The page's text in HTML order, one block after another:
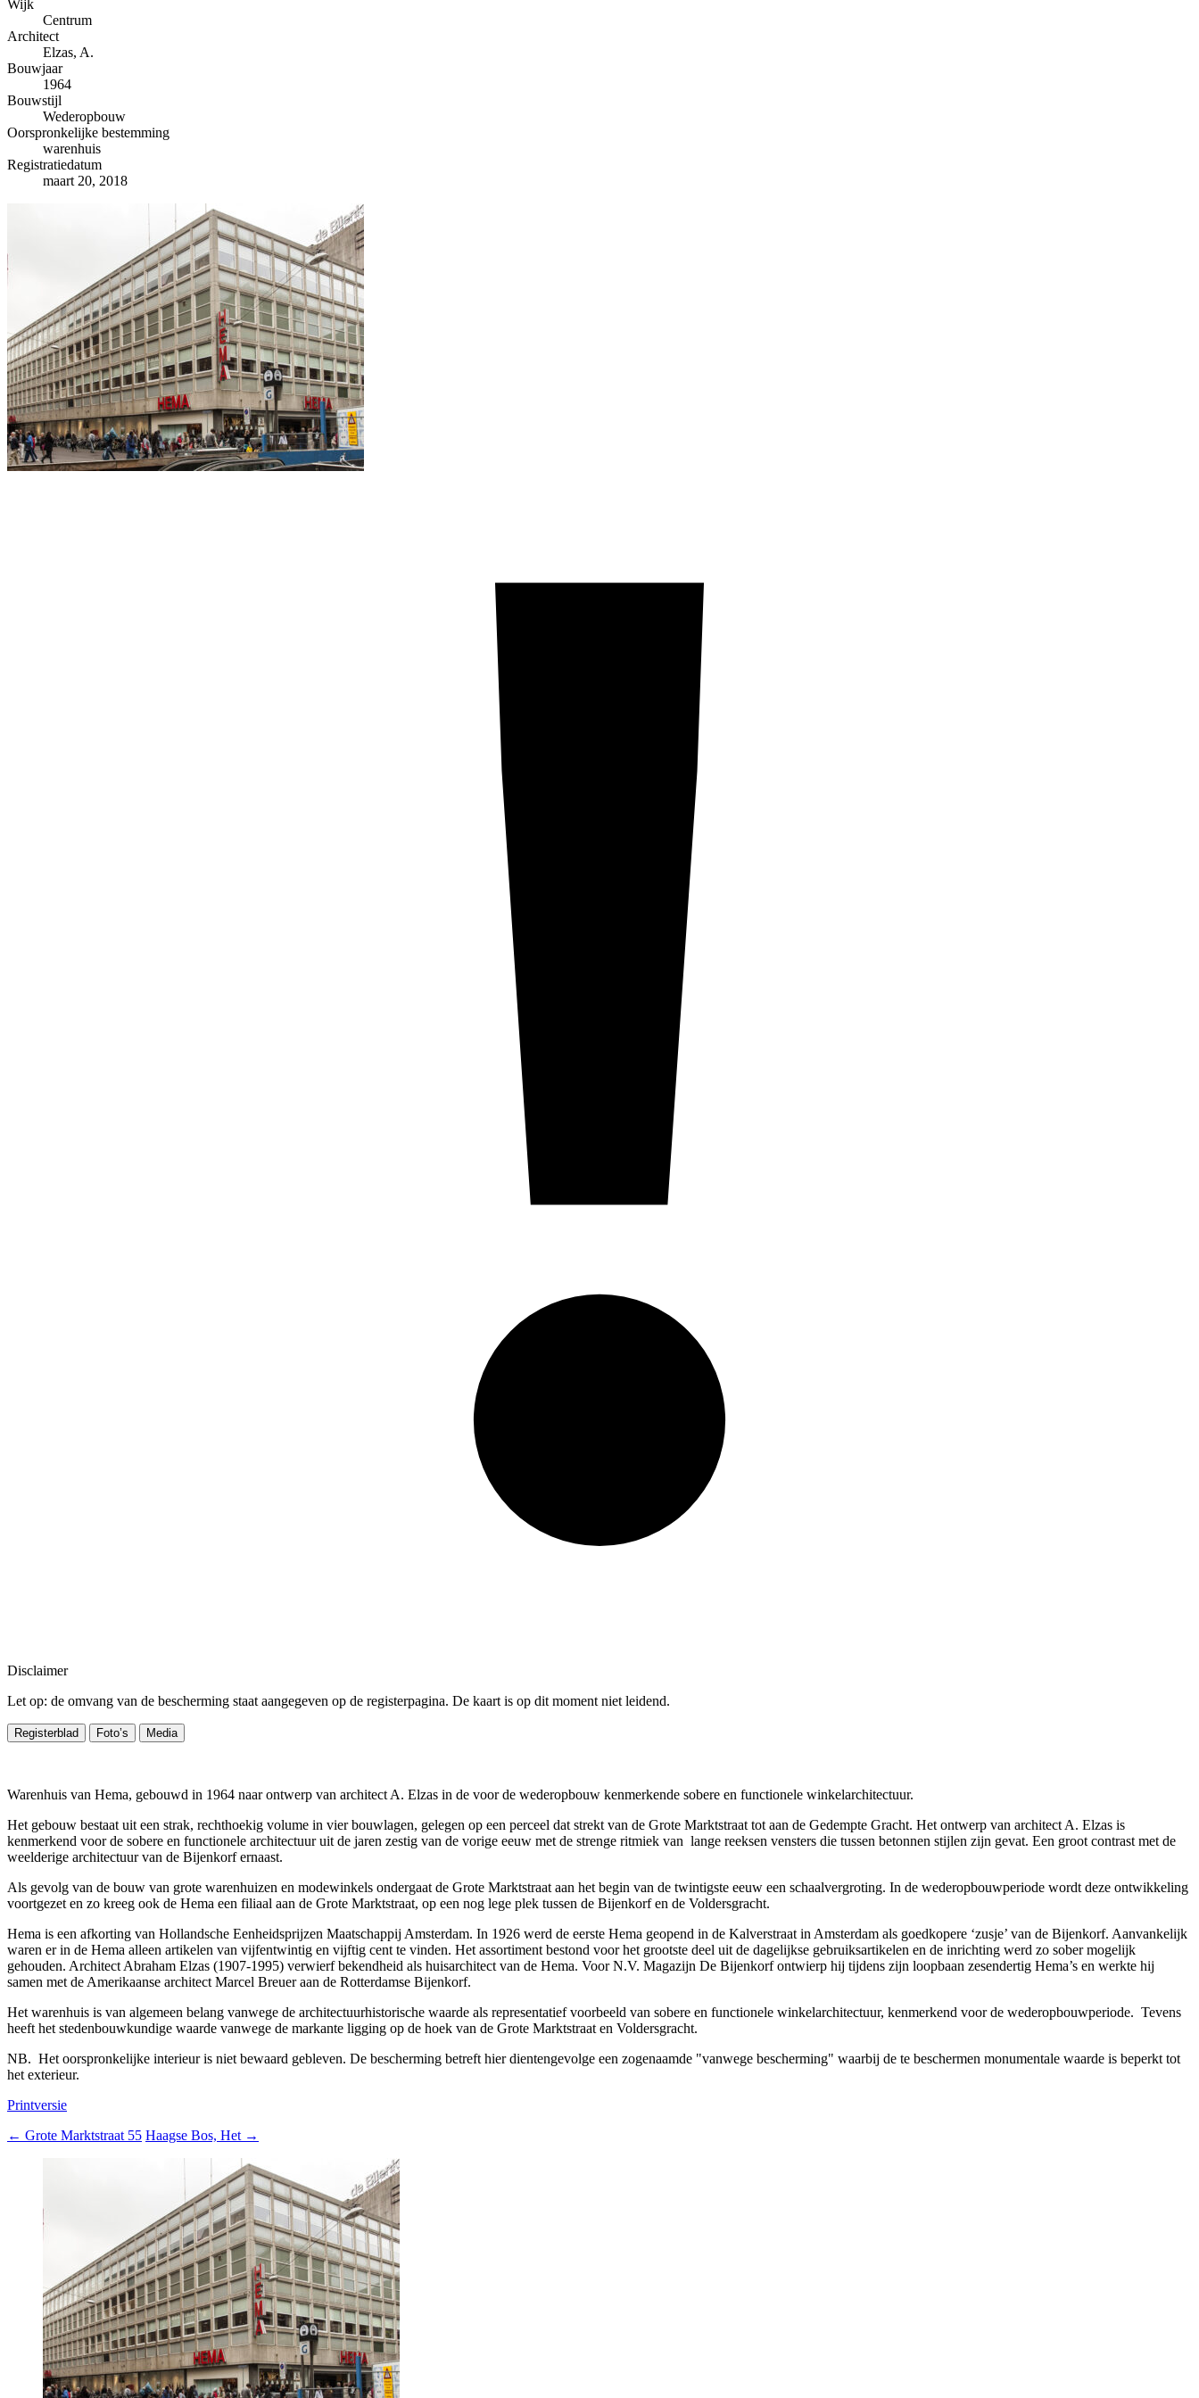
Wijk
Centrum
Architect
Elzas, A.
Bouwjaar
1964
Bouwstijl
Wederopbouw
Oorspronkelijke bestemming
warenhuis
Registratiedatum
maart 20, 2018
Disclaimer
Let op: de omvang van de bescherming staat aangegeven op de registerpagina. De kaart is op dit moment niet leidend.
Registerblad Foto’s Media
Warenhuis van Hema, gebouwd in 1964 naar ontwerp van architect A. Elzas in de voor de wederopbouw kenmerkende sobere en functionele winkelarchitectuur.
Het gebouw bestaat uit een strak, rechthoekig volume in vier bouwlagen, gelegen op een perceel dat strekt van de Grote Marktstraat tot aan de Gedempte Gracht. Het ontwerp van architect A. Elzas is
kenmerkend voor de sobere en functionele architectuur uit de jaren zestig van de vorige eeuw met de strenge ritmiek van lange reeksen vensters die tussen betonnen stijlen zijn gevat. Een groot contrast met de
weelderige architectuur van de Bijenkorf ernaast.
Als gevolg van de bouw van grote warenhuizen en modewinkels ondergaat de Grote Marktstraat aan het begin van de twintigste eeuw een schaalvergroting. In de wederopbouwperiode wordt deze ontwikkeling
voortgezet en zo kreeg ook de Hema een filiaal aan de Grote Marktstraat, op een nog lege plek tussen de Bijenkorf en de Voldersgracht.
Hema is een afkorting van Hollandsche Eenheidsprijzen Maatschappij Amsterdam. In 1926 werd de eerste Hema geopend in de Kalverstraat in Amsterdam als goedkopere ‘zusje’ van de Bijenkorf. Aanvankelijk
waren er in de Hema alleen artikelen van vijfentwintig en vijftig cent te vinden. Het assortiment bestond voor het grootste deel uit de dagelijkse gebruiksartikelen en de inrichting werd zo sober mogelijk
gehouden. Architect Abraham Elzas (1907-1995) verwierf bekendheid als huisarchitect van de Hema. Voor N.V. Magazijn De Bijenkorf ontwierp hij tijdens zijn loopbaan zesendertig Hema’s en werkte hij
samen met de Amerikaanse architect Marcel Breuer aan de Rotterdamse Bijenkorf.
Het warenhuis is van algemeen belang vanwege de architectuurhistorische waarde als representatief voorbeeld van sobere en functionele winkelarchitectuur, kenmerkend voor de wederopbouwperiode. Tevens
heeft het stedenbouwkundige waarde vanwege de markante ligging op de hoek van de Grote Marktstraat en Voldersgracht.
NB. Het oorspronkelijke interieur is niet bewaard gebleven. De bescherming betreft hier dientengevolge een zogenaamde "vanwege bescherming" waarbij de te beschermen monumentale waarde is beperkt tot
het exterieur.
Printversie
← Grote Marktstraat 55 Haagse Bos, Het →